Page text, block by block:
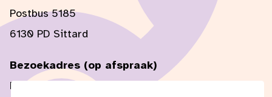
Postbus 5185
6130 PD Sittard
Bezoekadres (op afspraak)
Mercator 1